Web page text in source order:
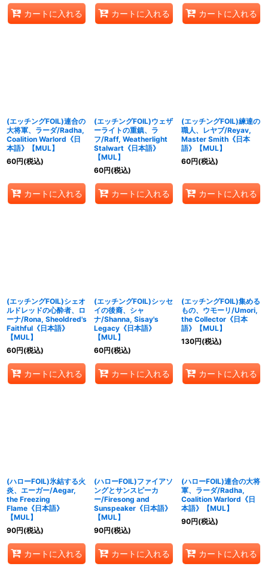
カートに入れる カートに入れる カートに入れる
(エッチングFOIL)連合の
大将軍、ラーダ/Radha,
Coalition Warlord《日
本語》【MUL】
60円(税込)
カートに入れる
(エッチングFOIL)ウェザ
ーライトの重鎮、ラ
フ/Raff, Weatherlight
Stalwart《日本語》
【MUL】
60円(税込)
カートに入れる
(エッチングFOIL)練達の
職人、レヤブ/Reyav,
Master Smith《日本
語》【MUL】
60円(税込)
カートに入れる
(エッチングFOIL)シェオ
ルドレッドの心酔者、ロ
ーナ/Rona, Sheoldred's
Faithful《日本語》
【MUL】
60円(税込)
カートに入れる
(エッチングFOIL)シッセ
イの後裔、シャ
ナ/Shanna, Sisay's
Legacy《日本語》
【MUL】
60円(税込)
カートに入れる
(エッチングFOIL)集める
もの、ウモーリ/Umori,
the Collector《日本
語》【MUL】
130円(税込)
カートに入れる
(ハローFOIL)氷結する火
炎、エーガー/Aegar,
the Freezing
Flame《日本語》
【MUL】
90円(税込)
カートに入れる
(ハローFOIL)ファイアソ
ングとサンスピーカ
ー/Firesong and
Sunspeaker《日本語》
【MUL】
90円(税込)
カートに入れる
(ハローFOIL)連合の大将
軍、ラーダ/Radha,
Coalition Warlord《日
本語》【MUL】
90円(税込)
カートに入れる